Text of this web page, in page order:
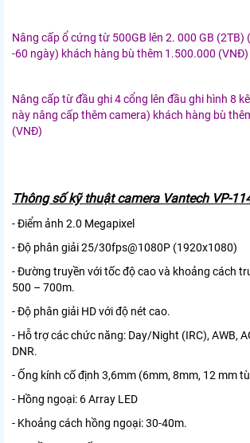
Nâng cấp ổ cứng từ 500GB lên 2. 000 GB (2TB)
-60 ngày) khách hàng bù thêm 1.500.000 (VNĐ)
Nâng cấp từ đầu ghi 4 cổng lên đầu ghi hình 8
này nâng cấp thêm camera) khách hàng bù
(VNĐ)
Thông số kỹ thuật camera Vantech VP-
- Điểm ảnh 2.0 Megapixel
- Độ phân giải 25/30fps@1080P (1920x1080)
- Đường truyền với tốc độ cao và khoảng cách
500 – 700m.
- Độ phân giải HD với độ nét cao.
- Hỗ trợ các chức năng: Day/Night (IRC), AWB,
DNR.
- Ống kính cố định 3,6mm (6mm, 8mm, 12 mm
- Hồng ngoại: 6 Array LED
- Khoảng cách hồng ngoại: 30-40m.